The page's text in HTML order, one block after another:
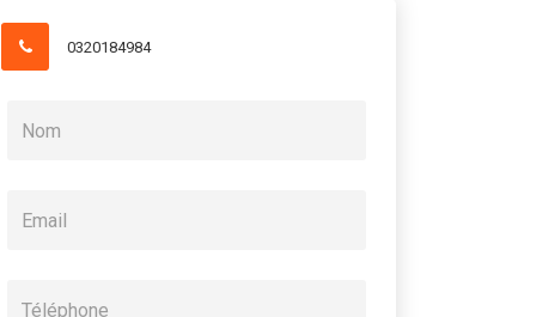
0320184984